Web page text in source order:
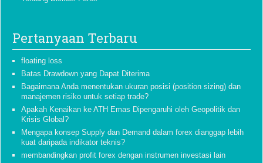
Pertanyaan Terbaru
floating loss
Batas Drawdown yang Dapat Diterima
Bagaimana Anda menentukan ukuran posisi (position sizing) dan
manajemen risiko untuk setiap trade?
Apakah Kenaikan ke ATH Emas Dipengaruhi oleh Geopolitik dan
Krisis Global?
Mengapa konsep Supply dan Demand dalam forex dianggap lebih
kuat daripada indikator teknis?
membandingkan profit forex dengan instrumen investasi lain